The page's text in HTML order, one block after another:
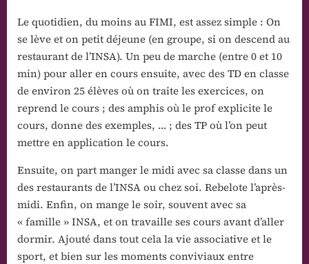
Le quotidien, du moins au FIMI, est assez simple : On
se lève et on petit déjeune (en groupe, si on descend au
restaurant de l’INSA). Un peu de marche (entre 0 et 10
min) pour aller en cours ensuite, avec des TD en classe
de environ 25 élèves où on traite les exercices, on
reprend le cours ; des amphis où le prof explicite le
cours, donne des exemples, … ; des TP où l’on peut
mettre en application le cours.
Ensuite, on part manger le midi avec sa classe dans un
des restaurants de l’INSA ou chez soi. Rebelote l’après-
midi. Enfin, on mange le soir, souvent avec sa
« famille » INSA, et on travaille ses cours avant d’aller
dormir. Ajouté dans tout cela la vie associative et le
sport, et bien sur les moments conviviaux entre